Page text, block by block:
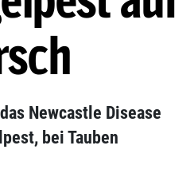
Newcastle Disease
bei Tauben